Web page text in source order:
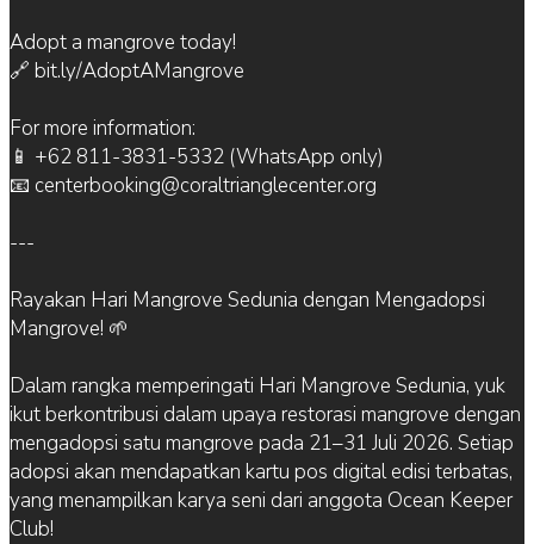
Adopt a mangrove today!
🔗 bit.ly/AdoptAMangrove
For more information:
📱 +62 811-3831-5332 (WhatsApp only)
📧 centerbooking@coraltrianglecenter.org
---
Rayakan Hari Mangrove Sedunia dengan Mengadopsi
Mangrove! 🌱
Dalam rangka memperingati Hari Mangrove Sedunia, yuk
ikut berkontribusi dalam upaya restorasi mangrove dengan
mengadopsi satu mangrove pada 21–31 Juli 2026. Setiap
adopsi akan mendapatkan kartu pos digital edisi terbatas,
yang menampilkan karya seni dari anggota Ocean Keeper
Club!